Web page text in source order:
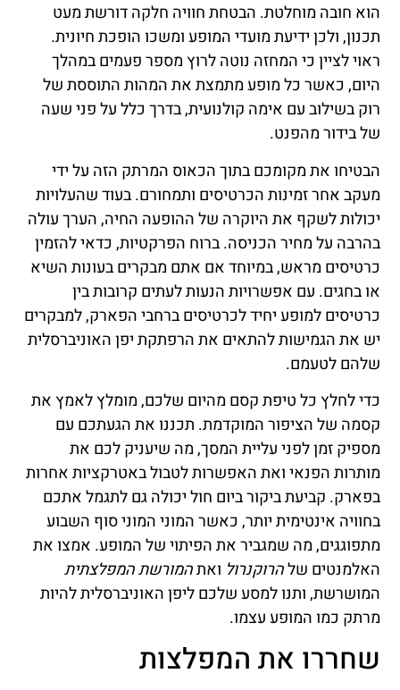
הוא חובה מוחלטת. הבטחת חוויה חלקה דורשת מעט
תכנון, ולכן ידיעת מועדי המופע ומשכו הופכת חיונית.
ראוי לציין כי המחזה נוטה לרוץ מספר פעמים במהלך
היום, כאשר כל מופע מתמצת את המהות התוססת של
רוק בשילוב עם אימה קולנועית, בדרך כלל על פני שעה
של בידור מהפנט.
הבטיחו את מקומכם בתוך הכאוס המרתק הזה על ידי
מעקב אחר זמינות הכרטיסים ותמחורם. בעוד שהעלויות
יכולות לשקף את היוקרה של ההופעה החיה, הערך עולה
בהרבה על מחיר הכניסה. ברוח הפרקטיות, כדאי להזמין
כרטיסים מראש, במיוחד אם אתם מבקרים בעונות השיא
או בחגים. עם אפשרויות הנעות לעתים קרובות בין
כרטיסים למופע יחיד לכרטיסים ברחבי הפארק, למבקרים
יש את הגמישות להתאים את הרפתקת יפן האוניברסלית
שלהם לטעמם.
כדי לחלץ כל טיפת קסם מהיום שלכם, מומלץ לאמץ את
קסמה של הציפור המוקדמת. תכננו את הגעתכם עם
מספיק זמן לפני עליית המסך, מה שיעניק לכם את
מותרות הפנאי ואת האפשרות לטבול באטרקציות אחרות
בפארק. קביעת ביקור ביום חול יכולה גם לתגמל אתכם
בחוויה אינטימית יותר, כאשר המוני המוני סוף השבוע
מתפוגגים, מה שמגביר את הפיתוי של המופע. אמצו את
האלמנטים שלהרוקנרול ואתהמורשת המפלצתית
המושרשת, ותנו למסע שלכם ליפן האוניברסלית להיות
מרתק כמו המופע עצמו.
שחררו את המפלצות